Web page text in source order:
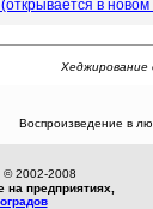
в новом
Хеджирование
Воспроизведение в
© 2002-2008
на предприятиях,